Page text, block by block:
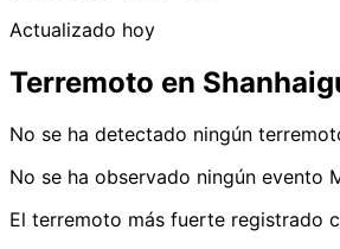
Actualizado hoy
Terremoto en
No se ha detectado ningún
No se ha observado ningún evento
El terremoto más fuerte registrado